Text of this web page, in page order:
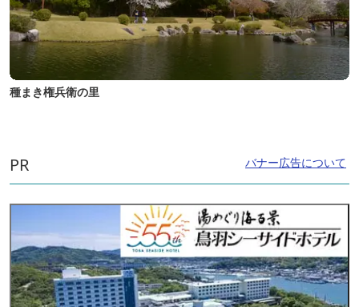
種まき権兵衛の里
PR バナー広告について